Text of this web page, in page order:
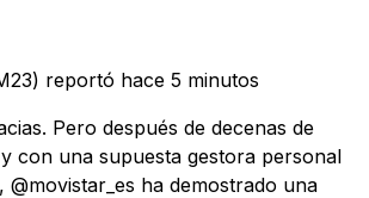
reportó hace 5 minutos
Pero después de decenas de
con una supuesta gestora personal
@movistar_es ha demostrado una